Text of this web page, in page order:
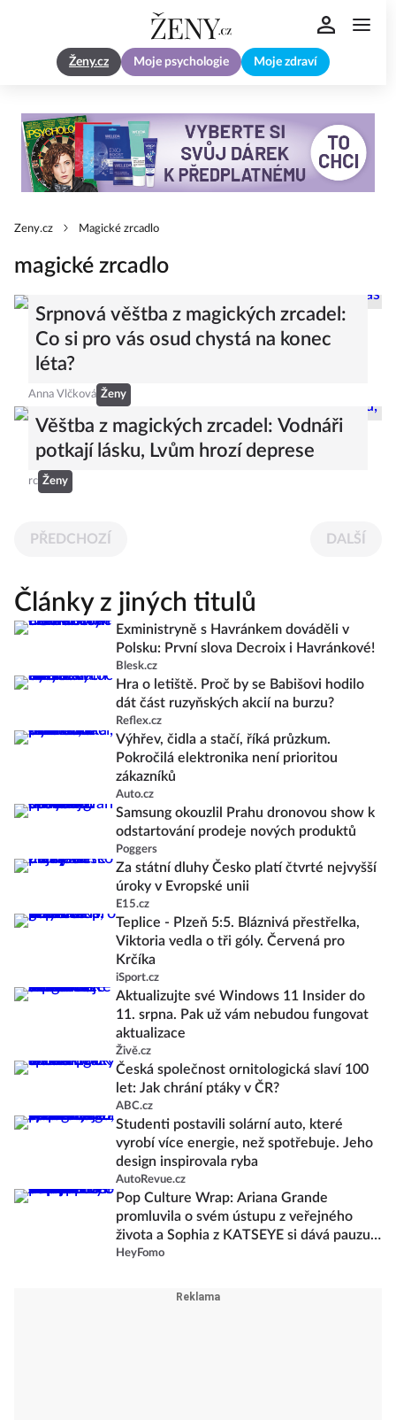
Ženy.cz Moje psychologie Moje zdraví
Zeny.cz Magické zrcadlo
magické zrcadlo
Srpnová věštba z magických zrcadel:
Co si pro vás osud chystá na konec
léta?
Anna Vlčková Ženy
Věštba z magických zrcadel: Vodnáři
potkají lásku, Lvům hrozí deprese
rc Ženy
PŘEDCHOZÍ DALŠÍ
Články z jiných titulů
Exministryně s Havránkem dováděli v
Polsku: První slova Decroix i Havránkové!
Blesk.cz
Hra o letiště. Proč by se Babišovi hodilo
dát část ruzyňských akcií na burzu?
Reflex.cz
Výhřev, čidla a stačí, říká průzkum.
Pokročilá elektronika není prioritou
zákazníků
Auto.cz
Samsung okouzlil Prahu dronovou show k
odstartování prodeje nových produktů
Poggers
Za státní dluhy Česko platí čtvrté nejvyšší
úroky v Evropské unii
E15.cz
Teplice - Plzeň 5:5. Bláznivá přestřelka,
Viktoria vedla o tři góly. Červená pro
Krčíka
iSport.cz
Aktualizujte své Windows 11 Insider do
11. srpna. Pak už vám nebudou fungovat
aktualizace
Živě.cz
Česká společnost ornitologická slaví 100
let: Jak chrání ptáky v ČR?
ABC.cz
Studenti postavili solární auto, které
vyrobí více energie, než spotřebuje. Jeho
design inspirovala ryba
AutoRevue.cz
Pop Culture Wrap: Ariana Grande
promluvila o svém ústupu z veřejného
života a Sophia z KATSEYE si dává pauzu
od skupiny
HeyFomo